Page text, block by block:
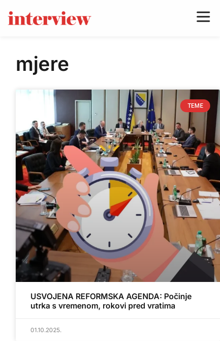
mjere
TEME
USVOJENA REFORMSKA AGENDA: Počinje
utrka s vremenom, rokovi pred vratima
01.10.2025.